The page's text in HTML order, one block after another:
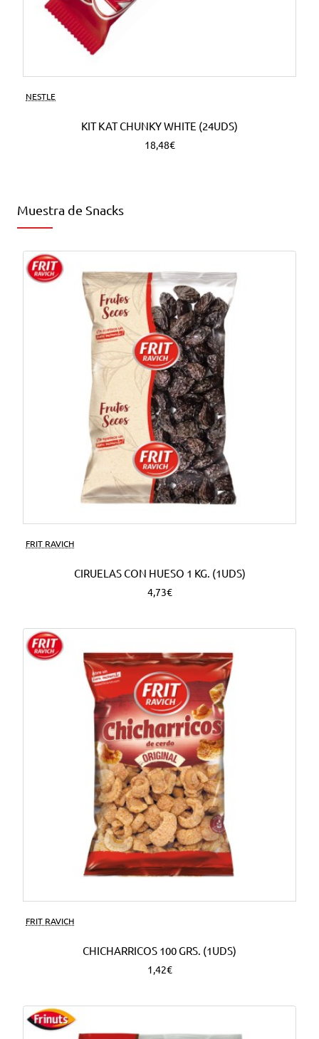
NESTLE
KIT KAT CHUNKY WHITE (24UDS)
18,48€
Muestra de Snacks
FRIT RAVICH
CIRUELAS CON HUESO 1 KG. (1UDS)
4,73€
FRIT RAVICH
CHICHARRICOS 100 GRS. (1UDS)
1,42€